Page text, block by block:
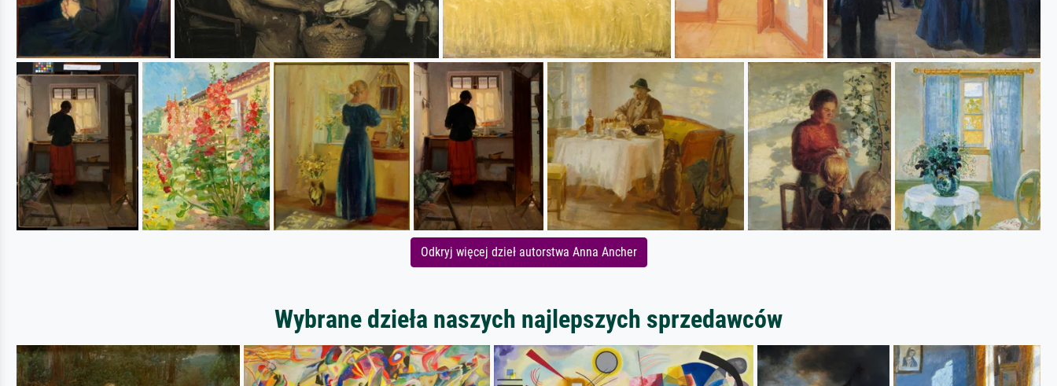
Odkryj więcej dzieł autorstwa Anna Ancher
Wybrane dzieła naszych najlepszych sprzedawców